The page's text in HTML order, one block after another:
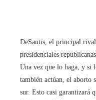
DeSantis, el principal
presidenciales
Una vez que lo haga, y si
también actúan, el aborto
sur. Esto casi garantizará